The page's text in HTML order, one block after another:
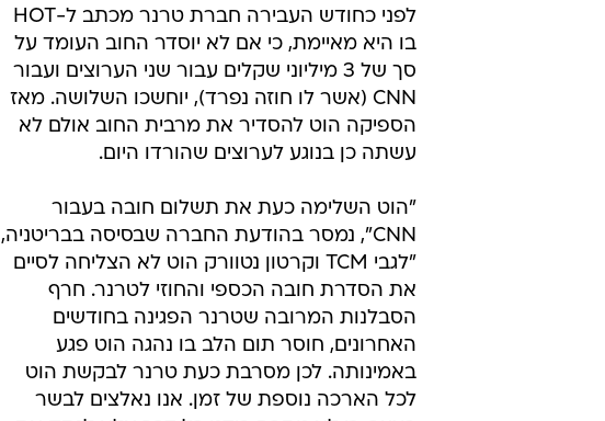
לפני כחודש העבירה חברת טרנר מכתב ל-HOT
בו היא מאיימת, כי אם לא יוסדר החוב העומד על
סך של 3 מיליוני שקלים עבור שני הערוצים ועבור
CNN (אשר לו חוזה נפרד), יוחשכו השלושה. מאז
הספיקה הוט להסדיר את מרבית החוב אולם לא
עשתה כן בנוגע לערוצים שהורדו היום.
"הוט השלימה כעת את תשלום חובה בעבור
CNN", נמסר בהודעת החברה שבסיסה בבריטניה,
"לגבי TCM וקרטון נטוורק הוט לא הצליחה לסיים
את הסדרת חובה הכספי והחוזי לטרנר. חרף
הסבלנות המרובה שטרנר הפגינה בחודשים
האחרונים, חוסר תום הלב בו נהגה הוט פגע
באמינותה. לכן מסרבת כעת טרנר לבקשת הוט
לכל הארכה נוספת של זמן. אנו נאלצים לבשר